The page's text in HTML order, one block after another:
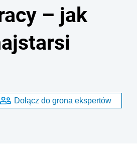
– jak
Dołącz do grona ekspertów